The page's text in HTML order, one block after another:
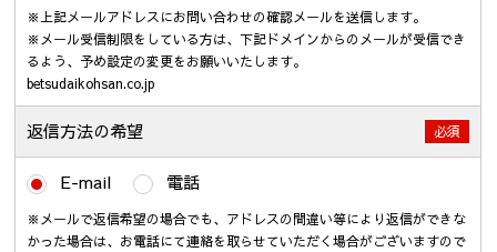
※上記メールアドレスにお問い合わせの確認メールを送信します。
※メール受信制限をしている方は、下記ドメインからのメールが受信でき
るよう、予め設定の変更をお願いいたします。
betsudaikohsan.co.jp
返信方法の希望 必須
E-mail 電話
※メールで返信希望の場合でも、アドレスの間違い等により返信ができな
かった場合は、お電話にて連絡を取らせていただく場合がございますので